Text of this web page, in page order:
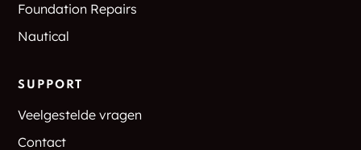
Foundation Repairs
Nautical
SUPPORT
Veelgestelde vragen
Contact